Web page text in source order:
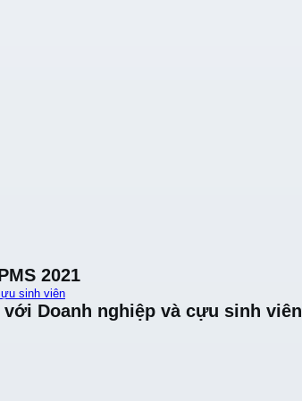
2021
sinh viên
Doanh nghiệp và cựu sinh viên